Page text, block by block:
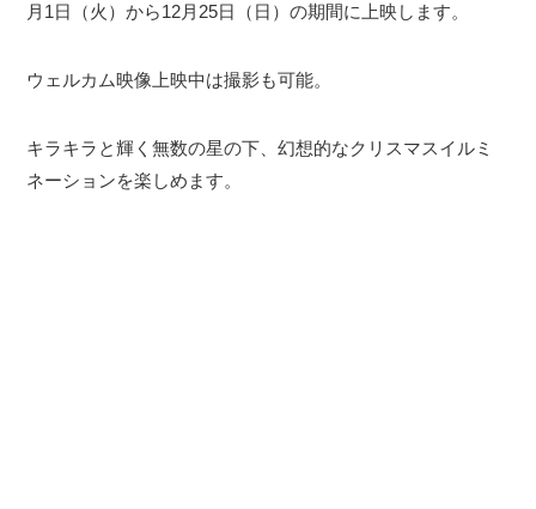
月1日（火）から12月25日（日）の期間に上映します。
ウェルカム映像上映中は撮影も可能。
キラキラと輝く無数の星の下、幻想的なクリスマスイルミ
ネーションを楽しめます。